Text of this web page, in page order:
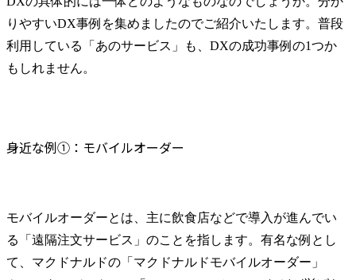
りやすいDX事例を集めましたのでご紹介いたします。普段
利用している「あのサービス」も、DXの成功事例の1つか
もしれません。
身近な例①：モバイルオーダー
モバイルオーダーとは、主に飲食店などで導入が進んでい
る「遠隔注文サービス」のことを指します。有名な例とし
て、マクドナルドの「マクドナルドモバイルオーダー」